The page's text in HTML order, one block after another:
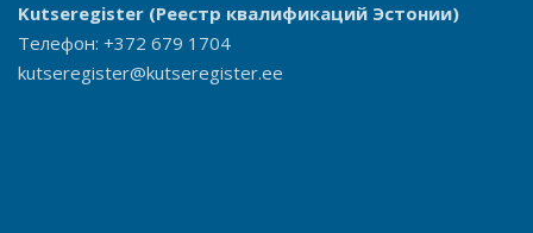
Kutseregister (Реестр квалификаций Эстонии)
Телефон: +372 679 1704
kutseregister@kutseregister.ee